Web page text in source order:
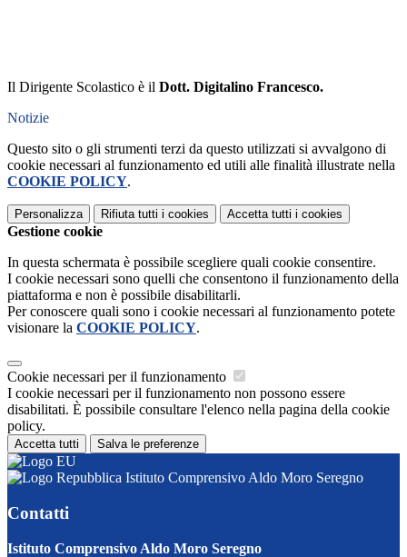
Il Dirigente Scolastico è il Dott. Digitalino Francesco.
Notizie
Questo sito o gli strumenti terzi da questo utilizzati si avvalgono di
cookie necessari al funzionamento ed utili alle finalità illustrate nella
COOKIE POLICY.
Personalizza Rifiuta tutti i cookies Accetta tutti i cookies
Gestione cookie
In questa schermata è possibile scegliere quali cookie consentire.
I cookie necessari sono quelli che consentono il funzionamento della
piattaforma e non è possibile disabilitarli.
Per conoscere quali sono i cookie necessari al funzionamento potete
visionare la COOKIE POLICY.
Cookie necessari per il funzionamento
I cookie necessari per il funzionamento non possono essere
disabilitati. È possibile consultare l'elenco nella pagina della cookie
policy.
Accetta tutti Salva le preferenze
Istituto Comprensivo Aldo Moro Seregno
Contatti
Istituto Comprensivo Aldo Moro Seregno